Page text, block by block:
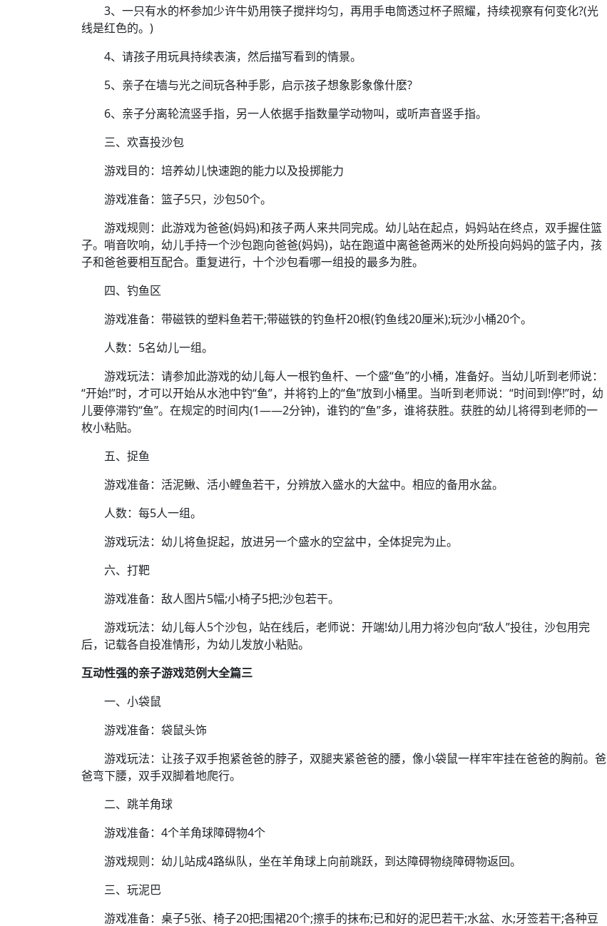
3、一只有水的杯参加少许牛奶用筷子搅拌均匀，再用手电筒透过杯子照耀，持续视察有何变化?(光
线是红色的。)
4、请孩子用玩具持续表演，然后描写看到的情景。
5、亲子在墙与光之间玩各种手影，启示孩子想象影象像什麽?
6、亲子分离轮流竖手指，另一人依据手指数量学动物叫，或听声音竖手指。
三、欢喜投沙包
游戏目的：培养幼儿快速跑的能力以及投掷能力
游戏准备：篮子5只，沙包50个。
游戏规则：此游戏为爸爸(妈妈)和孩子两人来共同完成。幼儿站在起点，妈妈站在终点，双手握住篮
子。哨音吹响，幼儿手持一个沙包跑向爸爸(妈妈)，站在跑道中离爸爸两米的处所投向妈妈的篮子内，孩
子和爸爸要相互配合。重复进行，十个沙包看哪一组投的最多为胜。
四、钓鱼区
游戏准备：带磁铁的塑料鱼若干;带磁铁的钓鱼杆20根(钓鱼线20厘米);玩沙小桶20个。
人数：5名幼儿一组。
游戏玩法：请参加此游戏的幼儿每人一根钓鱼杆、一个盛“鱼”的小桶，准备好。当幼儿听到老师说：
“开始!”时，才可以开始从水池中钓“鱼”，并将钓上的“鱼”放到小桶里。当听到老师说：“时间到!停!”时，幼
儿要停滞钓“鱼”。在规定的时间内(1——2分钟)，谁钓的“鱼”多，谁将获胜。获胜的幼儿将得到老师的一
枚小粘贴。
五、捉鱼
游戏准备：活泥鳅、活小鲤鱼若干，分辨放入盛水的大盆中。相应的备用水盆。
人数：每5人一组。
游戏玩法：幼儿将鱼捉起，放进另一个盛水的空盆中，全体捉完为止。
六、打靶
游戏准备：敌人图片5幅;小椅子5把;沙包若干。
游戏玩法：幼儿每人5个沙包，站在线后，老师说：开端!幼儿用力将沙包向“敌人”投往，沙包用完
后，记载各自投准情形，为幼儿发放小粘贴。
互动性强的亲子游戏范例大全篇三
一、小袋鼠
游戏准备：袋鼠头饰
游戏玩法：让孩子双手抱紧爸爸的脖子，双腿夹紧爸爸的腰，像小袋鼠一样牢牢挂在爸爸的胸前。爸
爸弯下腰，双手双脚着地爬行。
二、跳羊角球
游戏准备：4个羊角球障碍物4个
游戏规则：幼儿站成4路纵队，坐在羊角球上向前跳跃，到达障碍物绕障碍物返回。
三、玩泥巴
游戏准备：桌子5张、椅子20把;围裙20个;擦手的抹布;已和好的泥巴若干;水盆、水;牙签若干;各种豆